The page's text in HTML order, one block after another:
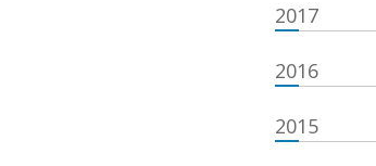
2017
2016
2015